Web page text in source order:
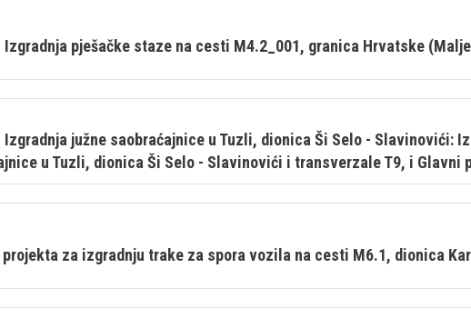
Izgradnja pješačke staze na cesti M4.2_001, granica Hrvatske
Izgradnja južne saobraćajnice u Tuzli, dionica Ši Selo - Slavinovići:
u Tuzli, dionica Ši Selo - Slavinovići i transverzale T9, i Glavni
za izgradnju trake za spora vozila na cesti M6.1, dionica